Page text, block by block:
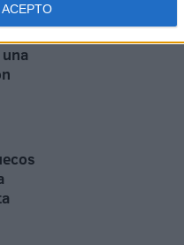
ACEPTO